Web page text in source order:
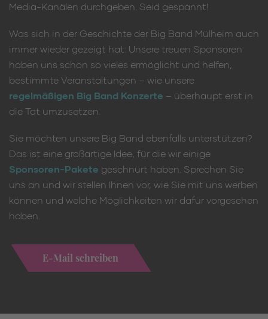
Media-Kanälen durchgeben. Seid gespannt!
Was sich in der Geschichte der Big Band Mülheim auch
immer wieder gezeigt hat: Unsere treuen Sponsoren
haben uns schon so vieles ermöglicht und helfen,
bestimmte Veranstaltungen – wie unsere
regelmäßigen Big Band Konzerte – überhaupt erst in
die Tat umzusetzen.
Sie möchten unsere Big Band ebenfalls unterstützen?
Das ist eine großartige Idee, für die wir einige
Sponsoren-Pakete geschnürt haben. Sprechen Sie
uns an und wir stellen Ihnen vor, wie Sie mit uns werben
können und welche Möglichkeiten wir dafür vorgesehen
haben.
E-Mail schreiben